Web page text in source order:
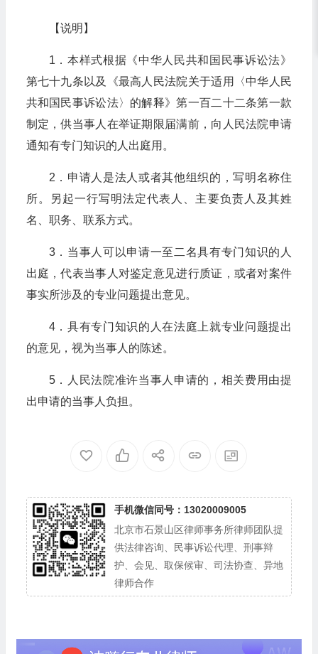
【说明】
1．本样式根据《中华人民共和国民事诉讼法》
第七十九条以及《最高人民法院关于适用〈中华人民
共和国民事诉讼法〉的解释》第一百二十二条第一款
制定，供当事人在举证期限届满前，向人民法院申请
通知有专门知识的人出庭用。
2．申请人是法人或者其他组织的，写明名称住
所。另起一行写明法定代表人、主要负责人及其姓
名、职务、联系方式。
3．当事人可以申请一至二名具有专门知识的人
出庭，代表当事人对鉴定意见进行质证，或者对案件
事实所涉及的专业问题提出意见。
4．具有专门知识的人在法庭上就专业问题提出
的意见，视为当事人的陈述。
5．人民法院准许当事人申请的，相关费用由提
出申请的当事人负担。
手机微信同号：13020009005
北京市石景山区律师事务所律师团队提
供法律咨询、民事诉讼代理、刑事辩
护、会见、取保候审、司法协查、异地
律师合作